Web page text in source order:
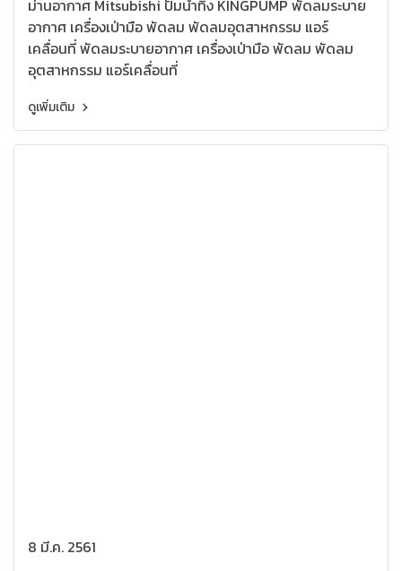
ม่านอากาศ Mitsubishi ปั๊มนํ้าทิ้ง KINGPUMP พัดลมระบาย
อากาศ เครื่องเป่ามือ พัดลม พัดลมอุตสาหกรรม แอร์
เคลื่อนที่ พัดลมระบายอากาศ เครื่องเป่ามือ พัดลม พัดลม
อุตสาหกรรม แอร์เคลื่อนที่
ดูเพิ่มเติม
8 มี.ค. 2561